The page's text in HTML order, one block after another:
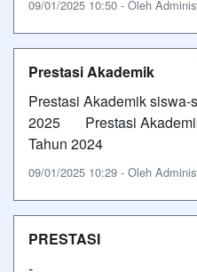
09/01/2025 10:50 - Oleh
Prestasi Akademik
Prestasi Akademik siswa-
2025 Prestasi
Tahun 2024
09/01/2025 10:29 - Oleh
PRESTASI